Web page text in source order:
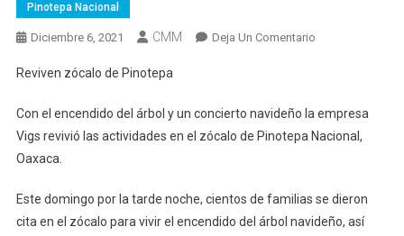
Pinotepa Nacional
Diciembre 6, 2021 CMM Deja Un ComentarioEn
Pinotepa
Reviven zócalo de Pinotepa
Con el encendido del árbol y un concierto navideño la empresa
Vigs revivió las actividades en el zócalo de Pinotepa Nacional,
Oaxaca.
Este domingo por la tarde noche, cientos de familias se dieron
cita en el zócalo para vivir el encendido del árbol navideño, así